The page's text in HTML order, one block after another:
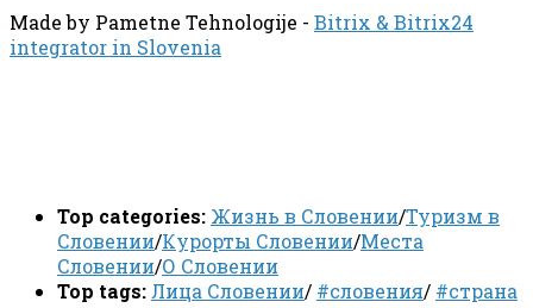
Made by Pametne Tehnologije - Bitrix & Bitrix24
integrator in Slovenia
Top categories: Жизнь в Словении/Туризм в
Словении/Курорты Словении/Места
Словении/О Словении
Top tags: Лица Словении/ #словения/ #страна